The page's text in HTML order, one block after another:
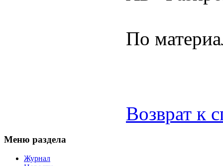
По
Возврат к
Меню раздела
Журнал